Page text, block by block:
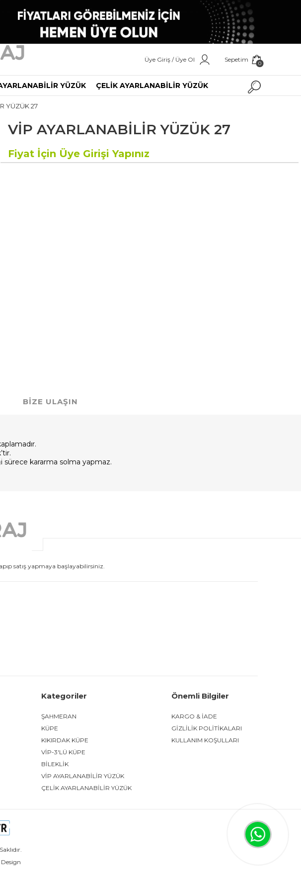
YÜZÜK ÇELİK AYARLANABİLİR YÜZÜK
Üye Giriş / Üye Ol Sepetim 0
YÜZÜK 27
VİP AYARLANABİLİR YÜZÜK 27
Fiyat İçin Üye Girişi Yapınız
BIZE ULAŞIN
kararma solma yapmaz.
satış yapmaya başlayabilirsiniz.
Kategoriler
ŞAHMERAN
KÜPE
KIKIRDAK KÜPE
VİP-3'LÜ KÜPE
BİLEKLİK
VİP AYARLANABİLİR YÜZÜK
ÇELİK AYARLANABİLİR YÜZÜK
Önemli Bilgiler
KARGO & İADE
GİZLİLİK POLİTİKALARI
KULLANIM KOŞULLARI
Design